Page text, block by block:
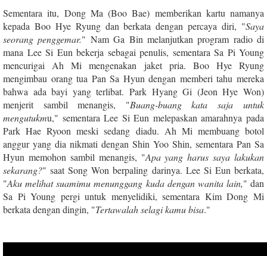
Sementara itu, Dong Ma (Boo Bae) memberikan kartu namanya
kepada Boo Hye Ryung dan berkata dengan percaya diri, "Saya
seorang penggemar." Nam Ga Bin melanjutkan program radio di
mana Lee Si Eun bekerja sebagai penulis, sementara Sa Pi Young
mencurigai Ah Mi mengenakan jaket pria. Boo Hye Ryung
mengimbau orang tua Pan Sa Hyun dengan memberi tahu mereka
bahwa ada bayi yang terlibat. Park Hyang Gi (Jeon Hye Won)
menjerit sambil menangis, "Buang-buang kata saja untuk
mengutukmu," sementara Lee Si Eun melepaskan amarahnya pada
Park Hae Ryoon meski sedang diadu. Ah Mi membuang botol
anggur yang dia nikmati dengan Shin Yoo Shin, sementara Pan Sa
Hyun memohon sambil menangis, "Apa yang harus saya lakukan
sekarang?" saat Song Won berpaling darinya. Lee Si Eun berkata,
"Aku melihat suamimu menunggang kuda dengan wanita lain," dan
Sa Pi Young pergi untuk menyelidiki, sementara Kim Dong Mi
berkata dengan dingin, "Tertawalah selagi kamu bisa."